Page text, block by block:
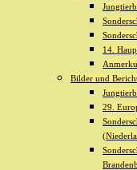
14.
Bilder und
29.